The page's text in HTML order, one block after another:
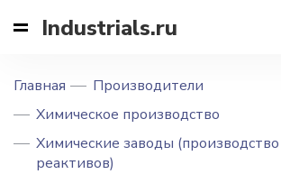
Industrials.ru
Главная
Производители
Химическое производство
Химические заводы
реактивов)